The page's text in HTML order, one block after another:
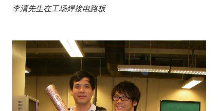
李清先生在工场焊接电路板